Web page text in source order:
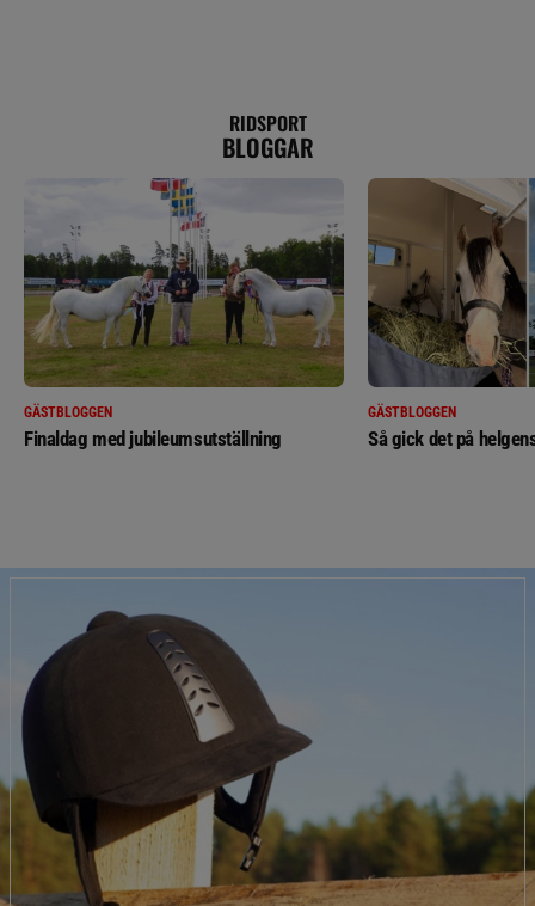
RIDSPORT
BLOGGAR
GÄSTBLOGGEN
Finaldag med jubileumsutställning
GÄSTBLOGGEN
Så gick det på